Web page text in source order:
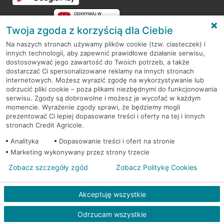
RODO
Regulamin serwisu
Mapa serwisu
PolitykaCookies
© 2026 Credit Agricole Bank Polska S.A. Wszelkie prawa zastrzeżone
Twoja zgoda z korzyścią dla Ciebie
Na naszych stronach używamy plików cookie (tzw. ciasteczek) i
innych technologii, aby zapewnić prawidłowe działanie serwisu,
dostosowywać jego zawartość do Twoich potrzeb, a także
dostarczać Ci spersonalizowane reklamy na innych stronach
internetowych. Możesz wyrazić zgodę na wykorzystywanie lub
odrzucić pliki cookie – poza plikami niezbędnymi do funkcjonowania
serwisu. Zgody są dobrowolne i możesz je wycofać w każdym
momencie. Wyrażenie zgody sprawi, że będziemy mogli
prezentować Ci lepiej dopasowane treści i oferty na tej i innych
stronach Credit Agricole.
Analityka
Dopasowanie treści i ofert na stronie
Marketing wykonywany przez strony trzecie
Akceptuję wszystkie
Odrzucam wszystkie
Zobacz szczegóły zgód Zobacz Politykę Cookies